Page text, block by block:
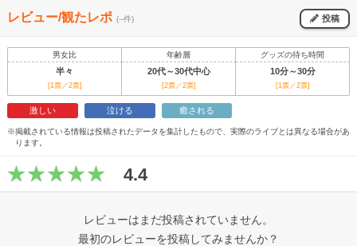
レビュー/観たレポ (--件) 投稿
男女比 年齢層 グッズの待ち時間
半々 20代～30代中心 10分～30分
[1票／2票] [2票／2票] [1票／2票]
激しい 泣ける 癒される
※掲載されている情報は投稿されたデータを集計したもので、実際のライブとは異なる場合があ
ります。
4.4
レビューはまだ投稿されていません。
最初のレビューを投稿してみませんか？